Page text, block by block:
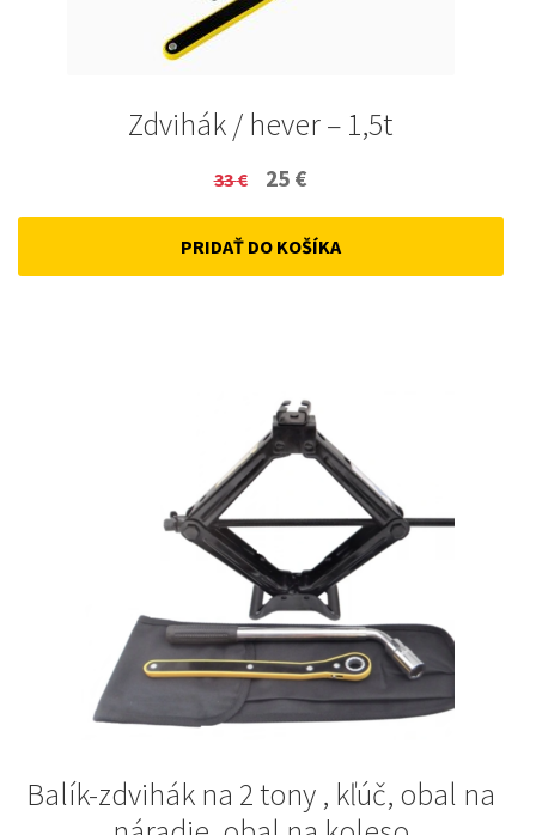
Zdvihák / hever – 1,5t
33€
Original
price
was:
25 €
price
is:
PRIDAŤ DO KOŠÍKA
Balík-zdvihák na 2 tony , kľúč, obal na